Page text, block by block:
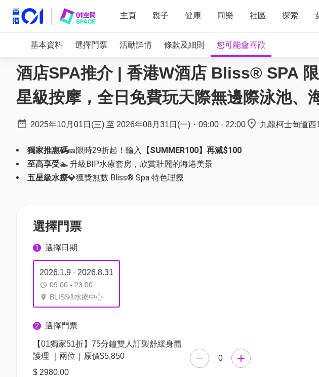
主頁 親子 健康 同樂 社區 探索
基本資料 選擇門票 活動詳情 條款及細則 您可能會喜歡
酒店SPA推介 | 香港W酒店 Bliss® SPA
星級按摩，全日免費玩天際無邊際泳池、
2025年10月01日(三) 至 2026年08月31日(一) ・ 09:00 - 22:00 九龍柯士甸道
獨家推惠碼🎫限時29折起！輸入
【SUMMER100】再減$100
至高享受🏊 升級BIP水療套房，欣賞壯麗的海港美景
五星級水療💎獲獎無數 Bliss® Spa 特色理療
選擇門票
1 選擇日期
2026.1.9 - 2026.8.31
09:00 - 23:00
BLISS®水療中心
2 選擇門票
【01獨家51折】75分鐘雙人訂製舒緩身體
護理 ｜兩位｜原價$5,850
$ 2980.00
0